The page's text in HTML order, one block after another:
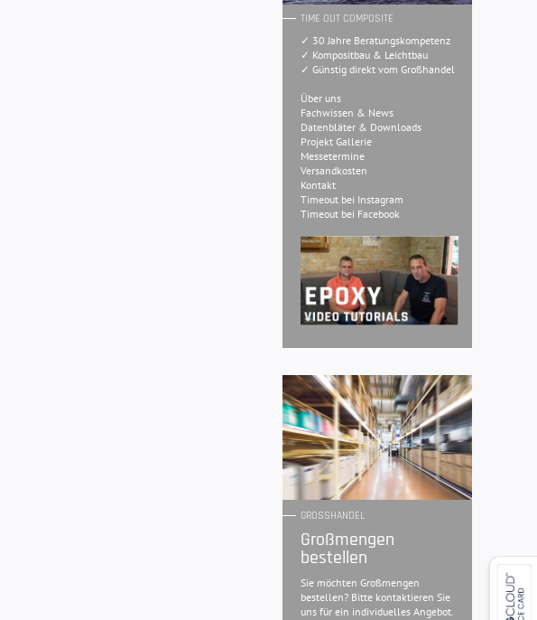
TIME OUT COMPOSITE
✓ 30 Jahre Beratungskompetenz
✓ Kompositbau & Leichtbau
✓ Günstig direkt vom Großhandel
Über uns
Fachwissen & News
Datenbläter & Downloads
Projekt Gallerie
Messetermine
Versandkosten
Kontakt
Timeout bei Instagram
Timeout bei Facebook
GROSSHANDEL
Großmengen
bestellen
Sie möchten Großmengen
bestellen? Bitte kontaktieren Sie
uns für ein individuelles Angebot.